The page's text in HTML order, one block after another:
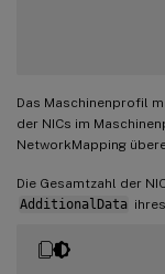
Das Maschinenprofil
der NICs im
NetworkMapping
Die Gesamtzahl der
AdditionalData